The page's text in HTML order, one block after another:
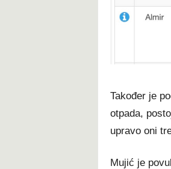
Također je
otpada,
upravo oni
Mujić je